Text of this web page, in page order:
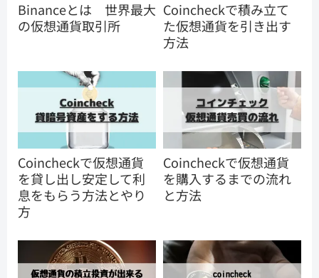
Binanceとは 世界最大
の仮想通貨取引所
Coincheckで積み立て
た仮想通貨を引き出す
方法
Coincheckで仮想通貨
を貸し出し安定して利
息をもらう方法とやり
方
Coincheckで仮想通貨
を購入するまでの流れ
と方法